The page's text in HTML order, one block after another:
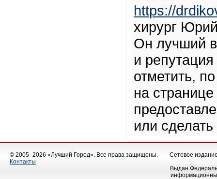
https://
хирург
Он лучший
и
отметить,
на
или
© 2005–2026 «Лучший Город». Все права защищены.
Контакты
Сетевое
Выдан